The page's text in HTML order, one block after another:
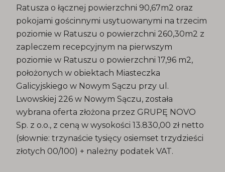
Ratusza o łącznej powierzchni 90,67m2 oraz
pokojami gościnnymi usytuowanymi na trzecim
poziomie w Ratuszu o powierzchni 260,30m2 z
zapleczem recepcyjnym na pierwszym
poziomie w Ratuszu o powierzchni 17,96 m2,
położonych w obiektach Miasteczka
Galicyjskiego w Nowym Sączu przy ul.
Lwowskiej 226 w Nowym Sączu, została
wybrana oferta złożona przez GRUPĘ NOVO
Sp. z o.o., z ceną w wysokości 13.830,00 zł netto
(słownie: trzynaście tysięcy osiemset trzydzieści
złotych 00/100) + należny podatek VAT.